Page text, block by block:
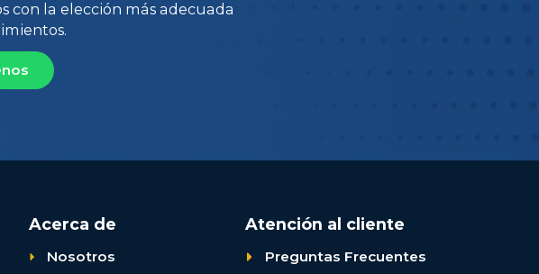
Acerca de
Nosotros
Atención al cliente
Preguntas Frecuentes